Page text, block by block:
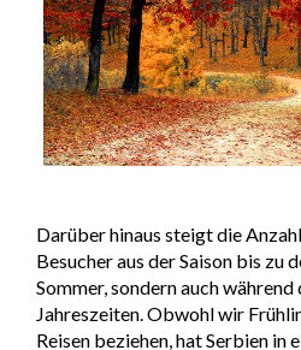
Darüber hinaus steigt die
Besucher aus der Saison bis zu
Sommer, sondern auch während
Jahreszeiten. Obwohl wir
Reisen beziehen, hat Serbien in